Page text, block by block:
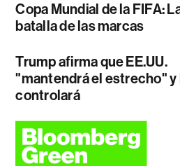
Copa Mundial de la FIFA:
batalla de las marcas
Trump afirma que EE.UU.
"mantendrá el estrecho" y
controlará